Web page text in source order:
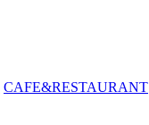
CAFE&RESTAURANT